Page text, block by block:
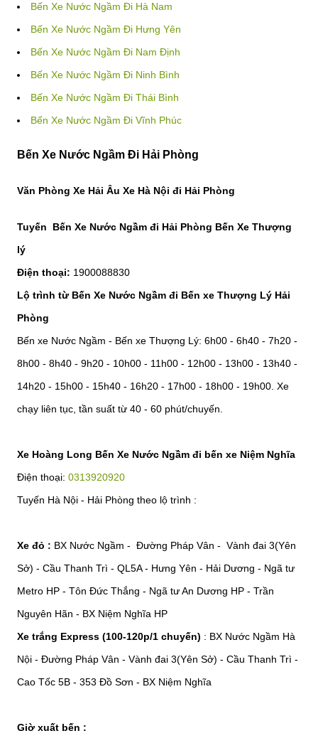
Bến Xe Nước Ngầm Đi Hà Nam
Bến Xe Nước Ngầm Đi Hưng Yên
Bến Xe Nước Ngầm Đi Nam Định
Bến Xe Nước Ngầm Đi Ninh Bình
Bến Xe Nước Ngầm Đi Thái Bình
Bến Xe Nước Ngầm Đi Vĩnh Phúc
Bến Xe Nước Ngầm Đi Hải Phòng
Văn Phòng Xe Hải Âu Xe Hà Nội đi Hải Phòng
Tuyến Bến Xe Nước Ngầm đi Hải Phòng Bến Xe Thượng
lý
Điện thoại: 1900088830
Lộ trình từ Bến Xe Nước Ngầm đi Bến xe Thượng Lý Hải
Phòng
Bến xe Nước Ngầm - Bến xe Thượng Lý: 6h00 - 6h40 - 7h20 -
8h00 - 8h40 - 9h20 - 10h00 - 11h00 - 12h00 - 13h00 - 13h40 -
14h20 - 15h00 - 15h40 - 16h20 - 17h00 - 18h00 - 19h00. Xe
chạy liên tục, tần suất từ 40 - 60 phút/chuyến.
Xe Hoàng Long Bến Xe Nước Ngầm đi bến xe Niệm Nghĩa
Điện thoại: 0313920920
Tuyến Hà Nội - Hải Phòng theo lộ trình :
Xe đỏ : BX Nước Ngầm - Đường Pháp Vân - Vành đai 3(Yên
Sở) - Cầu Thanh Trì - QL5A - Hưng Yên - Hải Dương - Ngã tư
Metro HP - Tôn Đức Thắng - Ngã tư An Dương HP - Trần
Nguyên Hãn - BX Niệm Nghĩa HP
Xe trắng Express (100-120p/1 chuyến) : BX Nước Ngầm Hà
Nội - Đường Pháp Vân - Vành đai 3(Yên Sở) - Cầu Thanh Trì -
Cao Tốc 5B - 353 Đồ Sơn - BX Niệm Nghĩa
Giờ xuất bến :